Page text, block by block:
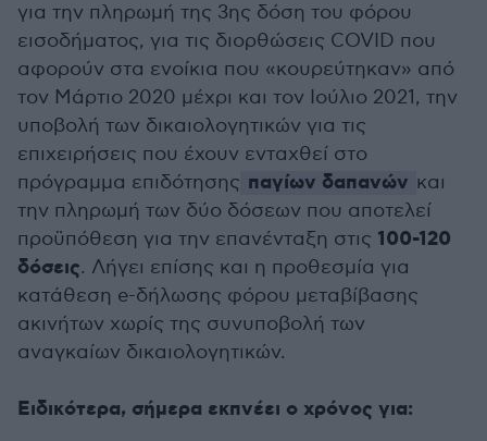
για την πληρωμή της 3ης δόση του φόρου
εισοδήματος, για τις διορθώσεις COVID που
αφορούν στα ενοίκια που «κουρεύτηκαν» από
τον Μάρτιο 2020 μέχρι και τον Ιούλιο 2021, την
υποβολή των δικαιολογητικών για τις
επιχειρήσεις που έχουν ενταχθεί στο
πρόγραμμα επιδότησης παγίων δαπανών και
την πληρωμή των δύο δόσεων που αποτελεί
προϋπόθεση για την επανένταξη στις 100-120
δόσεις. Λήγει επίσης και η προθεσμία για
κατάθεση e-δήλωσης φόρου μεταβίβασης
ακινήτων χωρίς της συνυποβολή των
αναγκαίων δικαιολογητικών.
Ειδικότερα, σήμερα εκπνέει ο χρόνος για: